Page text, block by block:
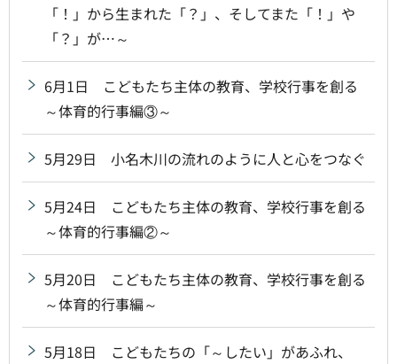
「！」から生まれた「？」、そしてまた「！」や
「？」が…～
6月1日 こどもたち主体の教育、学校行事を創る
～体育的行事編③～
5月29日 小名木川の流れのように人と心をつなぐ
5月24日 こどもたち主体の教育、学校行事を創る
～体育的行事編②～
5月20日 こどもたち主体の教育、学校行事を創る
～体育的行事編～
5月18日 こどもたちの「～したい」があふれ、